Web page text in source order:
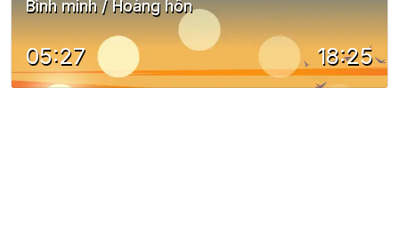
Bình minh / Hoàng hôn
05:27 18:25